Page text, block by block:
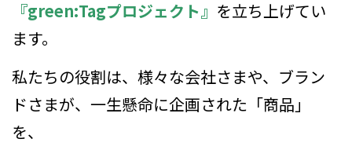
『green:Tagプロジェクト』 を立ち上げてい
ます。
私たちの役割は、様々な会社さまや、ブラン
ドさまが、一生懸命に企画された「商品」
を、